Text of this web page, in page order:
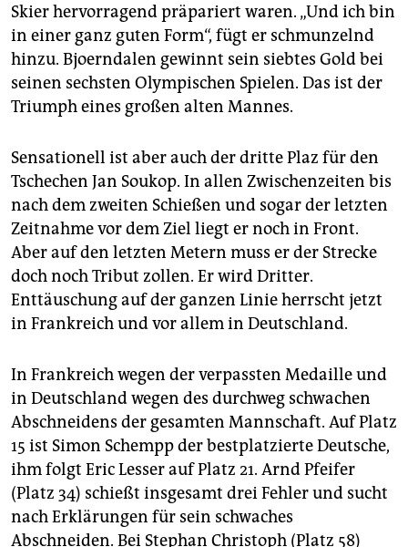
Skier hervorragend präpariert waren. „Und ich bin
in einer ganz guten Form“, fügt er schmunzelnd
hinzu. Bjoerndalen gewinnt sein siebtes Gold bei
seinen sechsten Olympischen Spielen. Das ist der
Triumph eines großen alten Mannes.
Sensationell ist aber auch der dritte Plaz für den
Tschechen Jan Soukop. In allen Zwischenzeiten bis
nach dem zweiten Schießen und sogar der letzten
Zeitnahme vor dem Ziel liegt er noch in Front.
Aber auf den letzten Metern muss er der Strecke
doch noch Tribut zollen. Er wird Dritter.
Enttäuschung auf der ganzen Linie herrscht jetzt
in Frankreich und vor allem in Deutschland.
In Frankreich wegen der verpassten Medaille und
in Deutschland wegen des durchweg schwachen
Abschneidens der gesamten Mannschaft. Auf Platz
15 ist Simon Schempp der bestplatzierte Deutsche,
ihm folgt Eric Lesser auf Platz 21. Arnd Pfeifer
(Platz 34) schießt insgesamt drei Fehler und sucht
nach Erklärungen für sein schwaches
Abschneiden. Bei Stephan Christoph (Platz 58)